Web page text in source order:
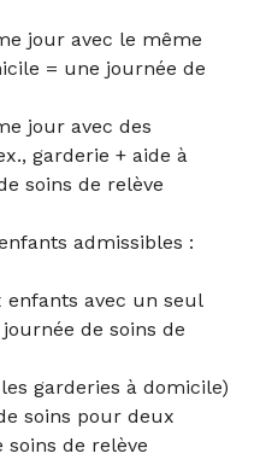
jour avec le même
= une journée de
jour avec des
garderie + aide à
soins de relève
admissibles :
avec un seul
de soins de
garderies à domicile)
soins pour deux
de relève